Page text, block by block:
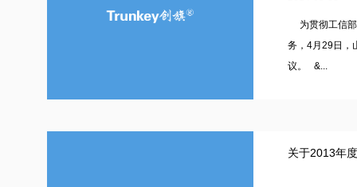
为贯彻工信部
务，4月29日，
议。 &...
关于2013年